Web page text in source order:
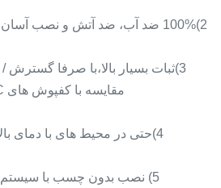
2)100% ضد آب، ضد آتش و نصب آسان بر روی کف های موجود؛
مقایسه با کفپوش های LVT، WPC یا Laminate؛
4)حتی در محیط های با دمای بالا هم پیچ و خم نمی شود ؛
5) نصب بدون چسب با سیستم بهبود یافته کلیک و قفل ؛